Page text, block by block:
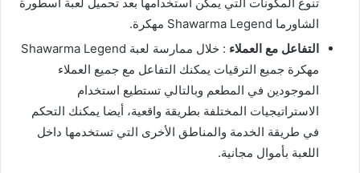
الشاورما Shawarma Legend مهكرة.
التفاعل مع العملاء
: خلال ممارسة لعبة Shawarma Legend
مهكرة جميع الترقيات يمكنك التفاعل مع جميع العملاء
الموجودين في المطعم وبالتالي تستطيع استخدام
الاستراتيجيات المختلفة بطريقة واقعية، أيضا يمكنك التحكم
في طريقة الخدمة والمناطق الأخرى التي تستخدمها داخل
اللعبة بأموال مجانية.